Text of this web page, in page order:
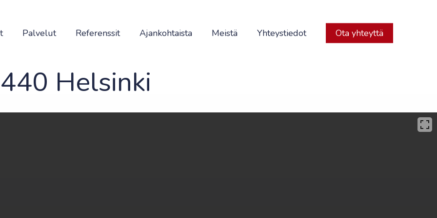
Palvelut Referenssit Ajankohtaista Meistä Yhteystiedot Ota yhteyttä
Helsinki